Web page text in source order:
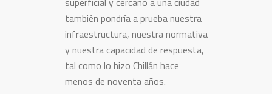
también pondría a prueba nuestra
infraestructura, nuestra normativa
y nuestra capacidad de respuesta,
tal como lo hizo Chillán hace
menos de noventa años.